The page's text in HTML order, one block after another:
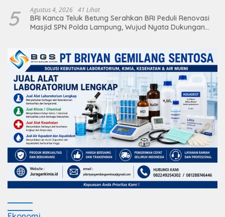
5 Agustus 4, 2026 41 Lihat
BRI Kanca Teluk Betung Serahkan BRI Peduli Renovasi
Masjid SPN Polda Lampung, Wujud Nyata Dukungan